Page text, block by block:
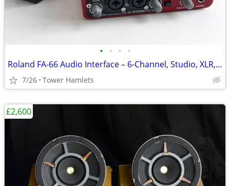
• • • •
Roland FA-66 Audio Interface – 6-Channel, Studio, XLR, Midi, Firewire
7/26 Tower Hamlets
£2,600